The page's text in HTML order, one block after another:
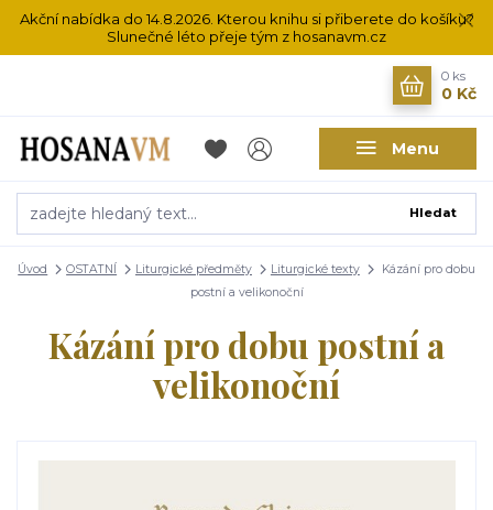
Akční nabídka do 14.8.2026. Kterou knihu si přiberete do košíku?
Slunečné léto přeje tým z hosanavm.cz
Menu
Hledat
0 ks
0 Kč
Úvod OSTATNÍ Liturgické předměty Liturgické texty
Kázání pro dobu
postní a velikonoční
Kázání pro dobu postní a
velikonoční